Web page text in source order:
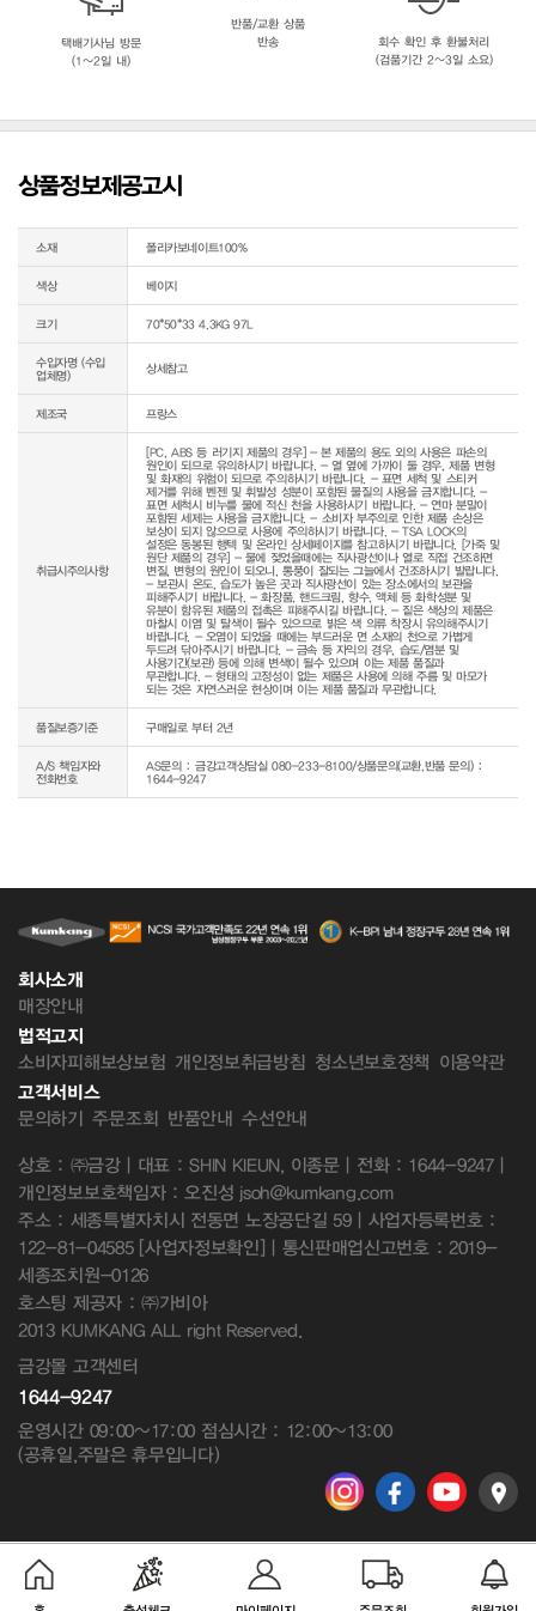
택배기사님 방문
(1~2일 내)
반품/교환 상품
반송
회수 확인 후 환불처리
(검품기간 2~3일 소요)
상품정보제공고시
소재 폴리카보네이트100%
색상 베이지
크기 70*50*33 4.3KG 97L
수입자명 (수입
업체명)
상세참고
제조국 프랑스
취급시주의사항
[PC, ABS 등 러기지 제품의 경우] - 본 제품의 용도 외의 사용은 파손의
원인이 되므로 유의하시기 바랍니다. - 열 옆에 가까이 둘 경우, 제품 변형
및 화재의 위험이 되므로 주의하시기 바랍니다. - 표면 세척 및 스티커
제거를 위해 벤젠 및 휘발성 성분이 포함된 물질의 사용을 금지합니다. -
표면 세척시 비누를 물에 적신 천을 사용하시기 바랍니다. - 연마 분말이
포함된 세제는 사용을 금지합니다. - 소비자 부주의로 인한 제품 손상은
보상이 되지 않으므로 사용에 주의하시기 바랍니다. - TSA LOCK의
설정은 동봉된 행텍 및 온라인 상세페이지를 참고하시기 바랍니다. [가죽 및
원단 제품의 경우] - 물에 젖었을때에는 직사광선이나 열로 직접 건조하면
변질, 변형의 원인이 되오니, 통풍이 잘되는 그늘에서 건조하시기 발랍니다.
- 보관시 온도, 습도가 높은 곳과 직사광선이 있는 장소에서의 보관을
피해주시기 바랍니다. - 화장품, 핸드크림, 향수, 액체 등 화학성분 및
유분이 함유된 제품의 접촉은 피해주시길 바랍니다. - 짙은 색상의 제품은
마찰시 이염 및 탈색이 될수 있으므로 밝은 색 의류 착장시 유의해주시기
바랍니다. - 오염이 되었을 때에는 부드러운 면 소재의 천으로 가볍게
두드려 닦아주시기 바랍니다. - 금속 등 자익의 경우, 습도/염분 및
사용기간(보관) 등에 의해 변색이 될수 있으며 이는 제품 품질과
무관합니다. - 형태의 고정성이 없는 제품은 사용에 의해 주름 및 마모가
되는 것은 자연스러운 현상이며 이는 제품 품질과 무관합니다.
품질보증기준 구매일로 부터 2년
A/S 책임자와
전화번호
AS문의 : 금강고객상담실 080-233-8100/상품문의(교환,반품 문의) :
1644-9247
회사소개
매장안내
법적고지
소비자피해보상보험 개인정보취급방침 청소년보호정책 이용약관
고객서비스
문의하기 주문조회 반품안내 수선안내
상호 : ㈜금강 | 대표 : SHIN KIEUN, 이종문 | 전화 : 1644-9247 |
개인정보보호책임자 : 오진성 jsoh@kumkang.com
주소 : 세종특별자치시 전동면 노장공단길 59 | 사업자등록번호 :
122-81-04585 [사업자정보확인] | 통신판매업신고번호 : 2019-
세종조치원-0126
호스팅 제공자 : ㈜가비아
2013 KUMKANG ALL right Reserved.
금강몰 고객센터
1644-9247
운영시간 09:00~17:00 점심시간 : 12:00~13:00
(공휴일,주말은 휴무입니다)